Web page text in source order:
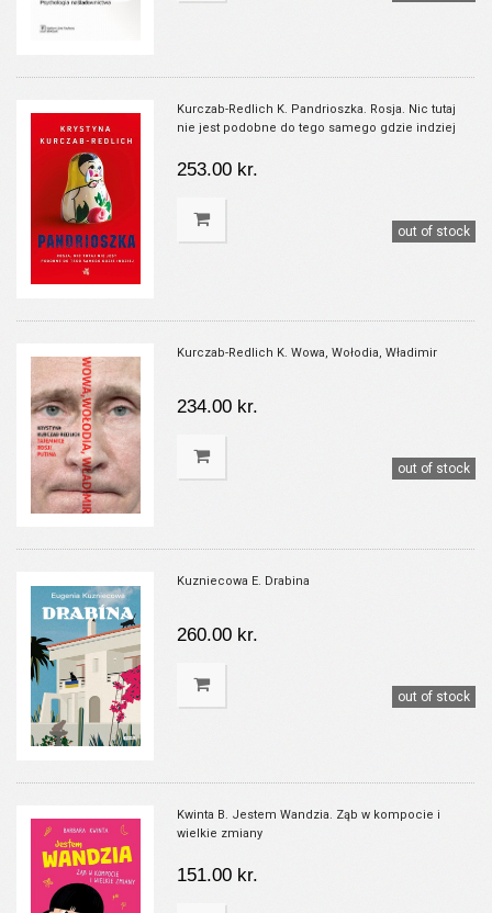
Kurczab-Redlich K. Pandrioszka. Rosja. Nic tutaj
nie jest podobne do tego samego gdzie indziej
253.00 kr.
out of stock
Kurczab-Redlich K. Wowa, Wołodia, Władimir
234.00 kr.
out of stock
Kuzniecowa E. Drabina
260.00 kr.
out of stock
Kwinta B. Jestem Wandzia. Ząb w kompocie i
wielkie zmiany
151.00 kr.